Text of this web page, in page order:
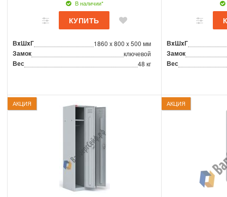
В наличии*
ВxШxГ 1860 x 800 x 500 мм
Замок ключевой
Вес 48 кг
ВxШxГ
Замок
Вес
АКЦИЯ АКЦИЯ